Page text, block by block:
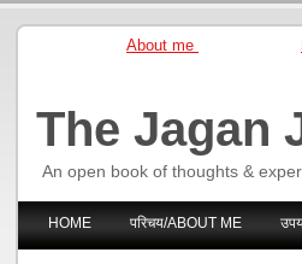
About me
The Jagan
An open book of thoughts &
HOME परिचय/ABOUT ME